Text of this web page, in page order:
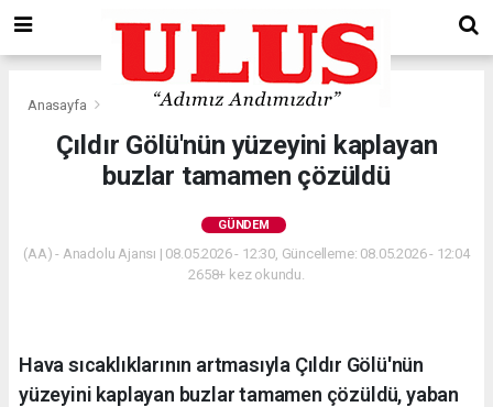
Anasayfa Gündem
Çıldır Gölü'nün yüzeyini kaplayan
buzlar tamamen çözüldü
GÜNDEM
(AA) - Anadolu Ajansı | 08.05.2026 - 12:30, Güncelleme: 08.05.2026 - 12:04
2658+ kez okundu.
Hava sıcaklıklarının artmasıyla Çıldır Gölü'nün
yüzeyini kaplayan buzlar tamamen çözüldü, yaban